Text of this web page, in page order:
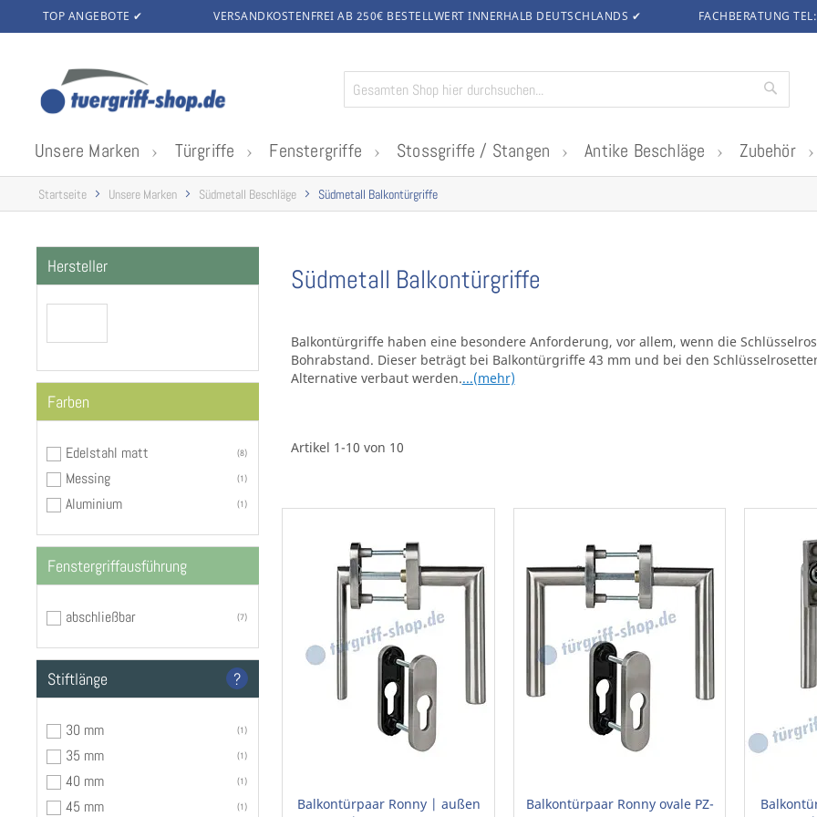
TOP ANGEBOTE ✔ VERSANDKOSTENFREI AB 250€ BESTELLWERT INNERHALB DEUTSCHLANDS ✔ FACHBERATUNG
Inhalt
springen
Suche
Unsere Marken Türgriffe Fenstergriffe Stossgriffe / Stangen Antike Beschläge Zubehör
Startseite Unsere Marken Südmetall Beschläge Südmetall Balkontürgriffe
Südmetall Balkontürgriffe
Balkontürgriffe haben eine besondere Anforderung, vor allem, wenn die
Bohrabstand. Dieser beträgt bei Balkontürgriffe 43 mm und bei den
Alternative verbaut werden....(mehr)
Artikel 1-10 von 10
Balkontürpaar Ronny | außen
Balkontürpaar Ronny ovale PZ-
Hersteller
Farben
Edelstahl matt 8
Messing 1
Aluminium 1
Fenstergriffausführung
abschließbar 7
Stiftlänge ?
30 mm 1
35 mm 1
40 mm 1
45 mm 1